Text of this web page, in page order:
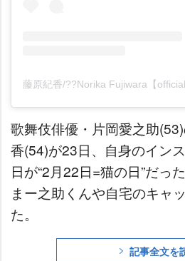
歌舞伎俳優・片岡愛之助
香(54)が23日、自身のイン
日が“2月22日=猫の日”だっ
まー之助くんや自宅のキャ
た。
記事全文を